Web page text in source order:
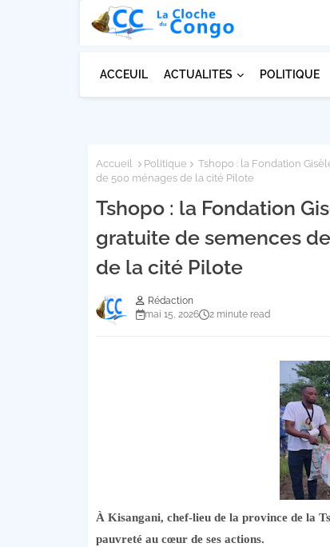
ACCEUIL ACTUALITES POLITIQUE
Accueil Politique
Tshopo : la Fondation
de 500 ménages de la cité Pilote
Tshopo : la Fondation
gratuite de semences
de la cité Pilote
Rédaction
mai 15, 2026
2 minute read
À Kisangani, chef-lieu de la province de la
pauvreté au cœur de ses actions.